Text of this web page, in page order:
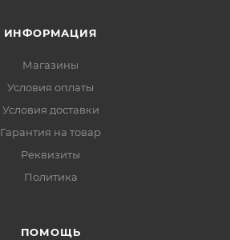
ИНФОРМАЦИЯ
Магазины
Условия оплаты
Условия доставки
Гарантия на товар
Реквизиты
Политика
ПОМОЩЬ